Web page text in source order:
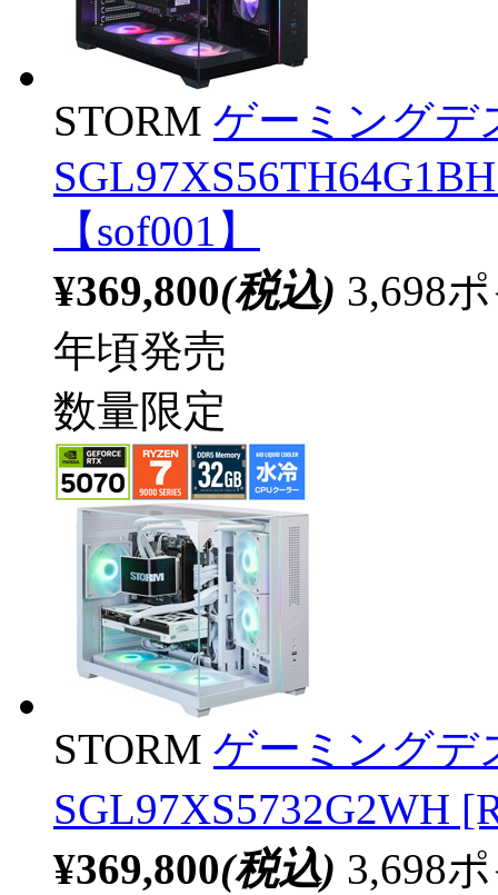
STORM ゲーミングデ
【sof001】
¥369,800(税込) 3,698
年頃発売
数量限定
STORM ゲーミングデ
SGL97XS5732G2WH
¥369,800(税込) 3,698